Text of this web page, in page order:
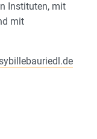
Instituten, mit
mit